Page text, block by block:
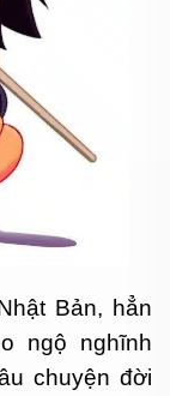
Bản, hẳn
ngộ nghĩnh
chuyện đời